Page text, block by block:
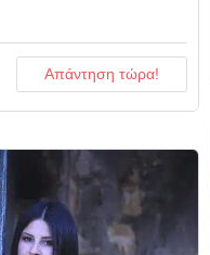
Απάντηση τώρα!